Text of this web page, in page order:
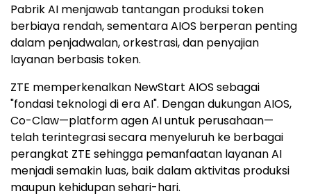
Pabrik AI menjawab tantangan produksi token
berbiaya rendah, sementara AIOS berperan penting
dalam penjadwalan, orkestrasi, dan penyajian
layanan berbasis token.
ZTE memperkenalkan NewStart AIOS sebagai
"fondasi teknologi di era AI". Dengan dukungan AIOS,
Co-Claw—platform agen AI untuk perusahaan—
telah terintegrasi secara menyeluruh ke berbagai
perangkat ZTE sehingga pemanfaatan layanan AI
menjadi semakin luas, baik dalam aktivitas produksi
maupun kehidupan sehari-hari.